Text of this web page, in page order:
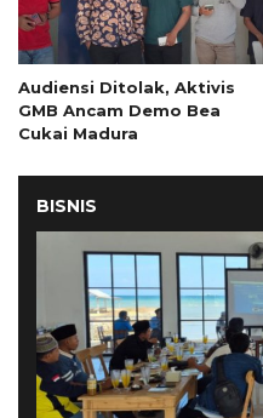
Audiensi Ditolak, Aktivis
GMB Ancam Demo Bea
Cukai Madura
BISNIS